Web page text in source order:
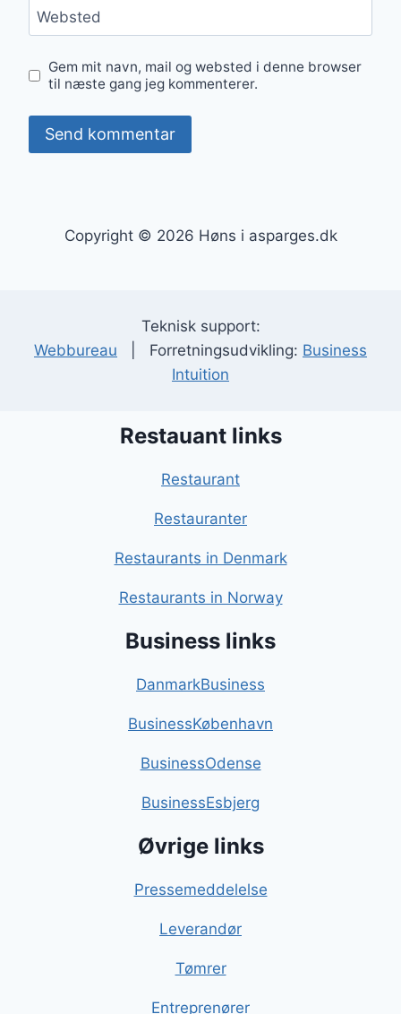
Websted
Gem mit navn, mail og websted i denne browser
til næste gang jeg kommenterer.
Copyright © 2026 Høns i asparges.dk
Teknisk support:
Webbureau | Forretningsudvikling: Business
Intuition
Restauant links
Restaurant
Restauranter
Restaurants in Denmark
Restaurants in Norway
Business links
DanmarkBusiness
BusinessKøbenhavn
BusinessOdense
BusinessEsbjerg
Øvrige links
Pressemeddelelse
Leverandør
Tømrer
Entreprenører